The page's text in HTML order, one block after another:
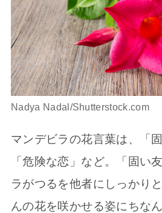
Nadya Nadal/Shutterstock.com
マンデビラの花言葉は、「
「危険な恋」など。「固い
ラがつるを他者にしっかり
んの花を咲かせる姿にちな